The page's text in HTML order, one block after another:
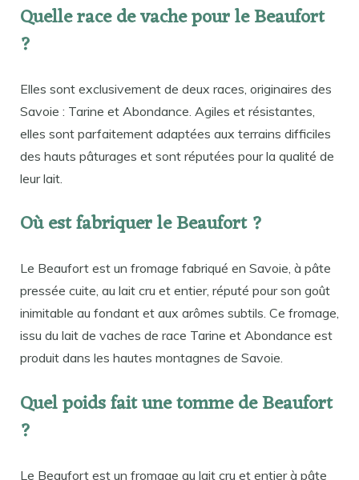
Quelle race de vache pour le Beaufort
?
Elles sont exclusivement de deux races, originaires des
Savoie : Tarine et Abondance. Agiles et résistantes,
elles sont parfaitement adaptées aux terrains difficiles
des hauts pâturages et sont réputées pour la qualité de
leur lait.
Où est fabriquer le Beaufort ?
Le Beaufort est un fromage fabriqué en Savoie, à pâte
pressée cuite, au lait cru et entier, réputé pour son goût
inimitable au fondant et aux arômes subtils. Ce fromage,
issu du lait de vaches de race Tarine et Abondance est
produit dans les hautes montagnes de Savoie.
Quel poids fait une tomme de Beaufort
?
Le Beaufort est un fromage au lait cru et entier à pâte